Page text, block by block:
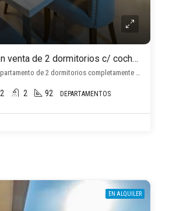
Departamento en venta de 2 dormitorios c/ cochera en Ycuá Satí
Edificio The Tower departamento de 2 dormitorios completamente amoblado, Ycuá Satí, Asunción D.C.
2 2 92 DEPARTAMENTOS
EN ALQUILER